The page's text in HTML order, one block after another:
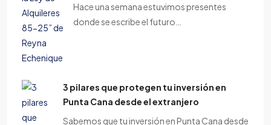
Hace una semana estuvimos presentes
donde se escribe el futuro…
3 pilares que protegen tu inversión en
Punta Cana desde el extranjero
Sabemos que tu inversión en Punta Cana desde